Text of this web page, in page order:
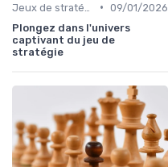
• 09/01/2026
Plongez dans l'univers
captivant du jeu de
stratégie